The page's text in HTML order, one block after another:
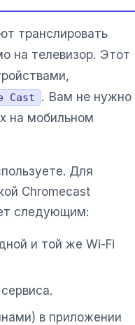
транслировать
на телевизор. Этот
Cast
. Вам не нужно
на мобильном
Для
Chromecast
следующим:
и той же Wi-Fi
в приложении